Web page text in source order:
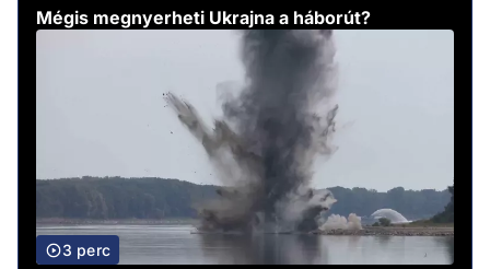
Mégis megnyerheti Ukrajna a háborút?
3 perc